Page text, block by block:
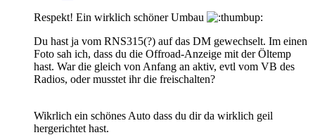
Respekt! Ein wirklich schöner Umbau
Du hast ja vom RNS315(?) auf das DM gewechselt. Im einen
Foto sah ich, dass du die Offroad-Anzeige mit der Öltemp
hast. War die gleich von Anfang an aktiv, evtl vom VB des
Radios, oder musstet ihr die freischalten?
Wikrlich ein schönes Auto dass du dir da wirklich geil
hergerichtet hast.